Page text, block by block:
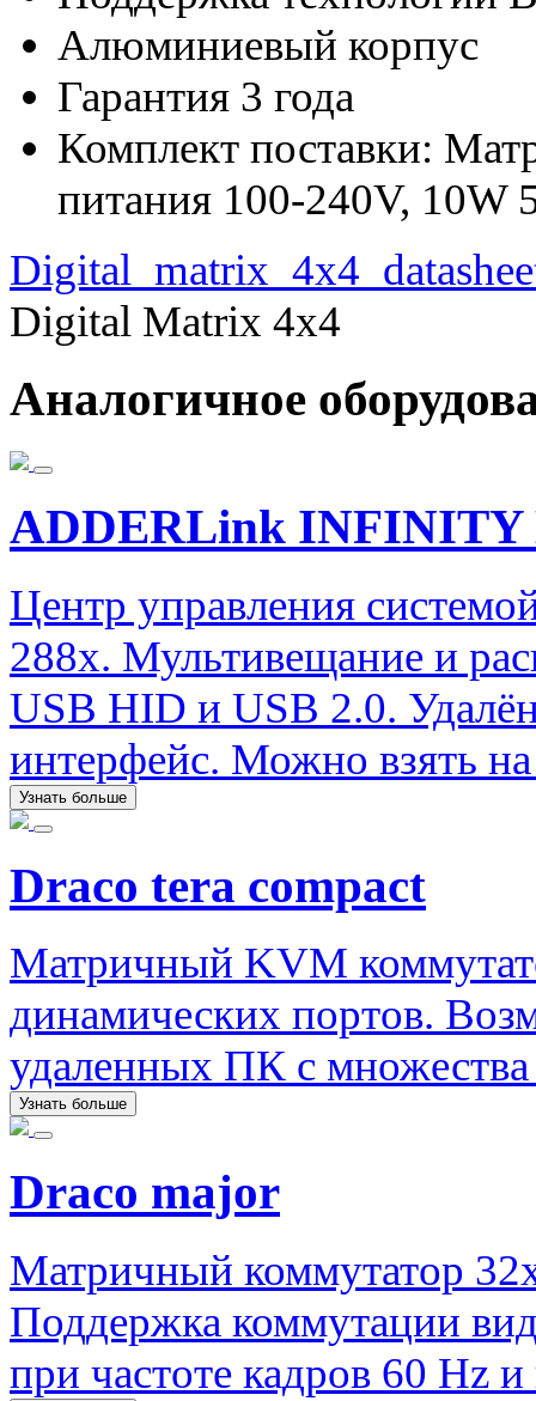
Алюминиевый корпус
Гарантия 3 года
Комплект поставки:
питания 100-240V, 10W
Digital Matrix 4x4
Аналогичное
ADDERLink INFINITY
Центр управления
288x. Мультивещание и
USB HID и USB 2.0.
интерфейс. Можно взять на
Узнать больше
Draco tera compact
Матричный KVM
динамических портов.
удаленных ПК с
Узнать больше
Draco major
Матричный коммутатор
Поддержка коммутации
при частоте кадров 60 Hz